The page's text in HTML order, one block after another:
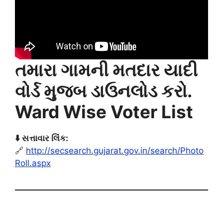
તમારા ગામની મતદાર યાદી
વોર્ડ મુજબ ડાઉનલોડ કરો.
Ward Wise Voter List
⬇️ સત્તાવાર લિંક:
🔗 http://secsearch.gujarat.gov.in/search/Photo
Roll.aspx